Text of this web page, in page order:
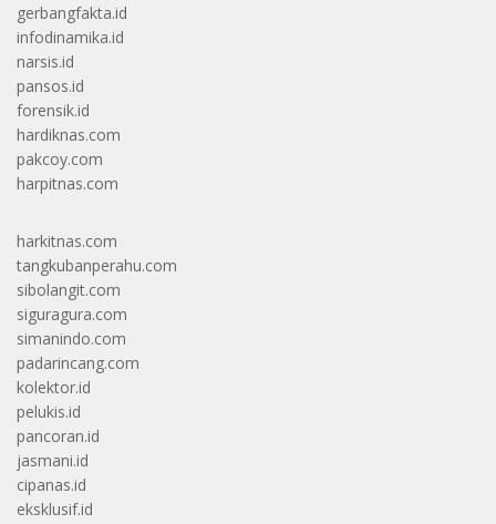
gerbangfakta.id
infodinamika.id
narsis.id
pansos.id
forensik.id
hardiknas.com
pakcoy.com
harpitnas.com
harkitnas.com
tangkubanperahu.com
sibolangit.com
siguragura.com
simanindo.com
padarincang.com
kolektor.id
pelukis.id
pancoran.id
jasmani.id
cipanas.id
eksklusif.id